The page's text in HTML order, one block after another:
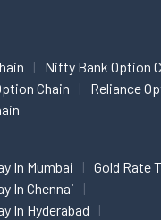
Nifty Bank Option
Chain
Reliance
In Mumbai
Gold Rate
In Chennai
In Hyderabad